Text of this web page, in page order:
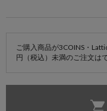
ご購入商品が3COINS・
円（税込）未満のご注文は